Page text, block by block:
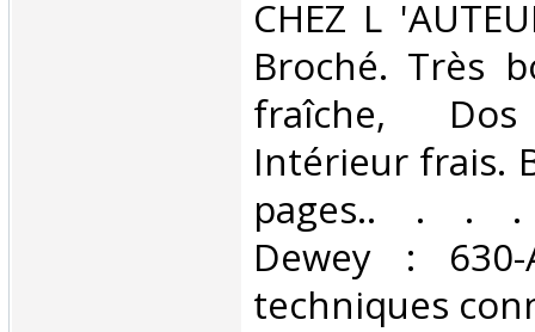
‎CHEZ L
Broché. Très
fraîche, Dos
Intérieur frais.
pages.. . . .
Dewey :
techniques